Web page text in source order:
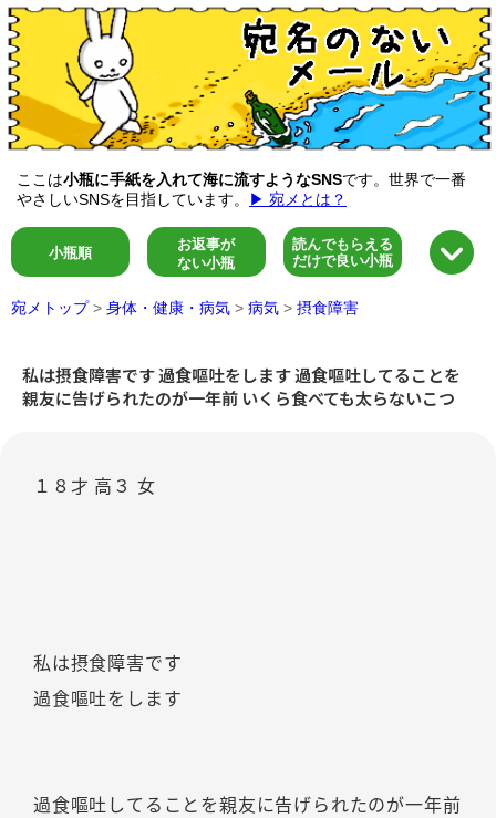
ここは小瓶に手紙を入れて海に流すようなSNSです。世界で一番
やさしいSNSを目指しています。
▶ 宛メとは？
小瓶順
お返事が
ない小瓶
読んでもらえる
だけで良い小瓶
宛メトップ > 身体・健康・病気 > 病気 > 摂食障害
私は摂食障害です 過食嘔吐をします 過食嘔吐してることを
親友に告げられたのが一年前 いくら食べても太らないこつ
１８才 高３ 女
私は摂食障害です
過食嘔吐をします
過食嘔吐してることを親友に告げられたのが一年前